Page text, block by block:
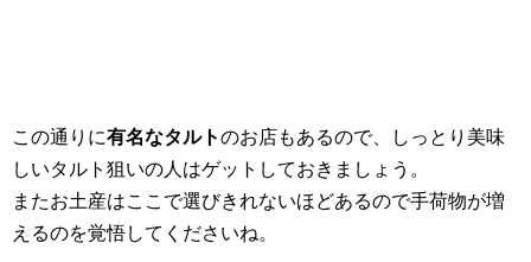
この通りに有名なタルトのお店もあるので、しっとり美味
しいタルト狙いの人はゲットしておきましょう。
またお土産はここで選びきれないほどあるので手荷物が増
えるのを覚悟してくださいね。